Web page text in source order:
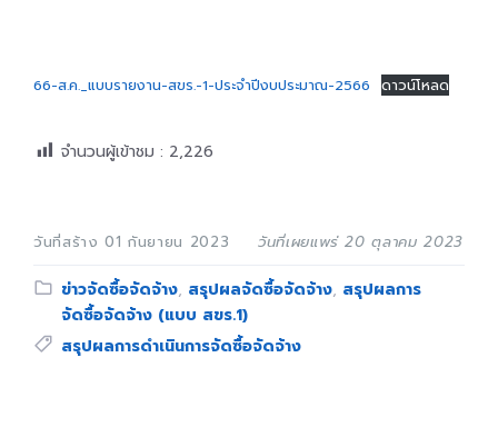
66-ส.ค._แบบรายงาน-สขร.-1-ประจำปีงบประมาณ-2566 ดาวน์โหลด
จำนวนผู้เข้าชม : 2,226
วันที่สร้าง 01 กันยายน 2023 วันที่เผยแพร่ 20 ตุลาคม 2023
Category:
ข่าวจัดซื้อจัดจ้าง, สรุปผลจัดซื้อจัดจ้าง, สรุปผลการ
จัดซื้อจัดจ้าง (แบบ สขร.1)
Tags:
สรุปผลการดำเนินการจัดซื้อจัดจ้าง